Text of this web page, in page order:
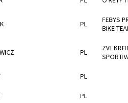
PL
FEBYS
BIKE
PL
ZVL
PL
PL